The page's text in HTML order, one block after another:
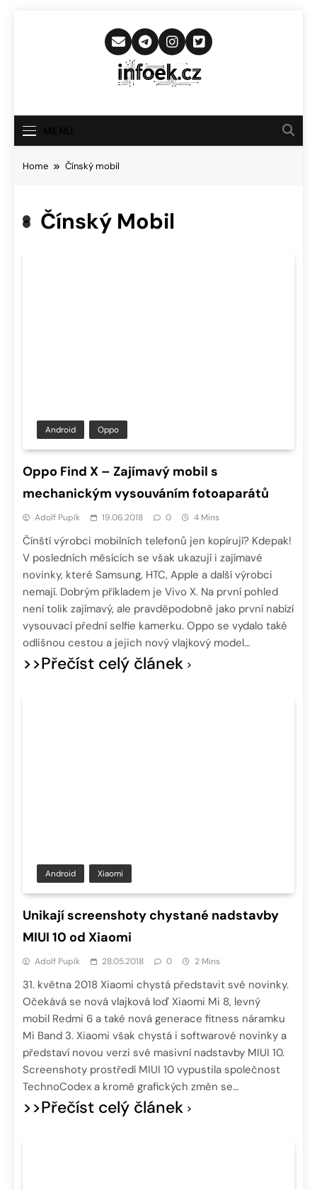
Infoek.cz
Novinkám
Home Čínský mobil
Čínský Mobil
Android Oppo
Oppo Find X – Zajímavý mobil s
mechanickým vysouváním fotoaparátů
Adolf Pupík 19.06.2018 0 4 Mins
Čínští výrobci mobilních telefonů jen kopírují? Kdepak!
V posledních měsících se však ukazují i zajímavé
novinky, které Samsung, HTC, Apple a další výrobci
nemají. Dobrým příkladem je Vivo X. Na první pohled
není tolik zajímavý, ale pravděpodobně jako první nabízí
vysouvací přední selfie kamerku. Oppo se vydalo také
odlišnou cestou a jejich nový vlajkový model…
>>Přečíst celý článek
Android Xiaomi
Unikají screenshoty chystané nadstavby
MIUI 10 od Xiaomi
Adolf Pupík 28.05.2018 0 2 Mins
31. května 2018 Xiaomi chystá představit své novinky.
Očekává se nová vlajková loď Xiaomi Mi 8, levný
mobil Redmi 6 a také nová generace fitness náramku
Mi Band 3. Xiaomi však chystá i softwarové novinky a
představí novou verzi své masivní nadstavby MIUI 10.
Screenshoty prostředí MIUI 10 vypustila společnost
TechnoCodex a kromě grafických změn se…
>>Přečíst celý článek